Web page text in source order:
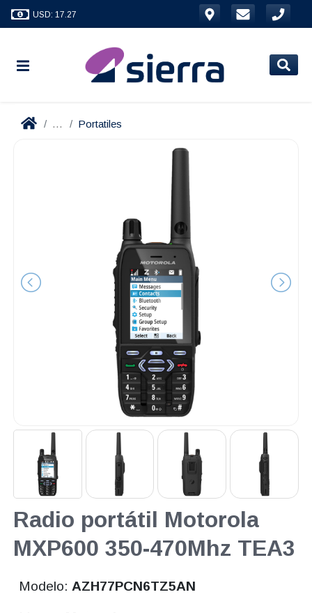
USD: 17.27
... Portatiles
Radio portátil Motorola
MXP600 350-470Mhz TEA3
Modelo: AZH77PCN6TZ5AN